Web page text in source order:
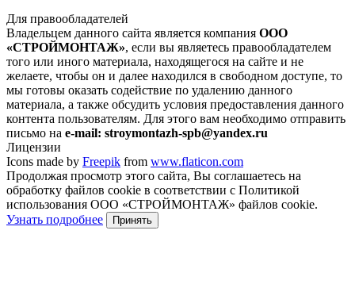
Для правообладателей
Владельцем данного сайта является компания ООО
«СТРОЙМОНТАЖ», если вы являетесь правообладателем
того или иного материала, находящегося на сайте и не
желаете, чтобы он и далее находился в свободном доступе, то
мы готовы оказать содействие по удалению данного
материала, а также обсудить условия предоставления данного
контента пользователям. Для этого вам необходимо отправить
письмо на e-mail: stroymontazh-spb@yandex.ru
Лицензии
Icons made by Freepik from www.flaticon.com
Продолжая просмотр этого сайта, Вы соглашаетесь на
обработку файлов cookie в соответствии с Политикой
использования ООО «СТРОЙМОНТАЖ» файлов cookie.
Узнать подробнее
Принять